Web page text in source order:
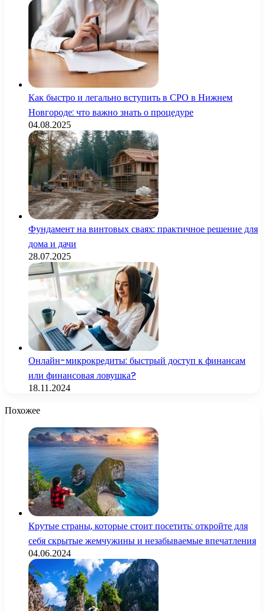
Как быстро и легально вступить в СРО в Нижнем
Новгороде: что важно знать о процедуре
04.08.2025
Фундамент на винтовых сваях: практичное решение для
дома и дачи
28.07.2025
Онлайн-микрокредиты: быстрый доступ к финансам
или финансовая ловушка?
18.11.2024
Похожее
Крутые страны, которые стоит посетить: откройте для
себя скрытые жемчужины и незабываемые впечатления
04.06.2024